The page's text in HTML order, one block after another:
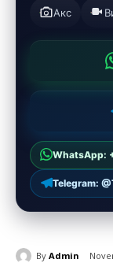
Акс
WhatsApp:
Telegram:
By Admin